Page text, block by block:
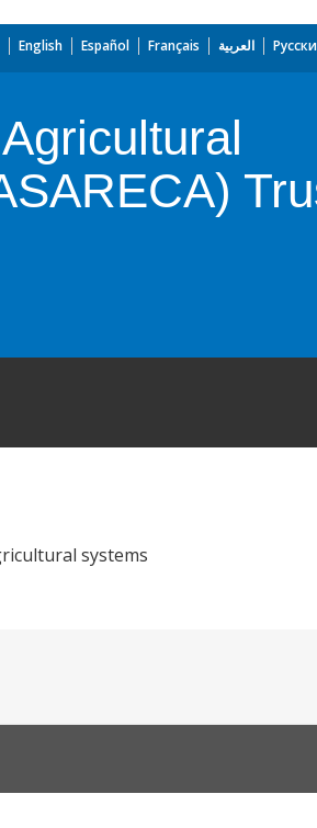
English Español Français العربية
systems